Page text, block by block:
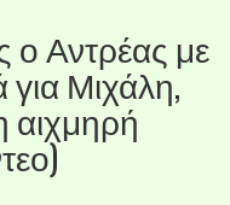
ο Αντρέας με
για Μιχάλη,
αιχμηρή